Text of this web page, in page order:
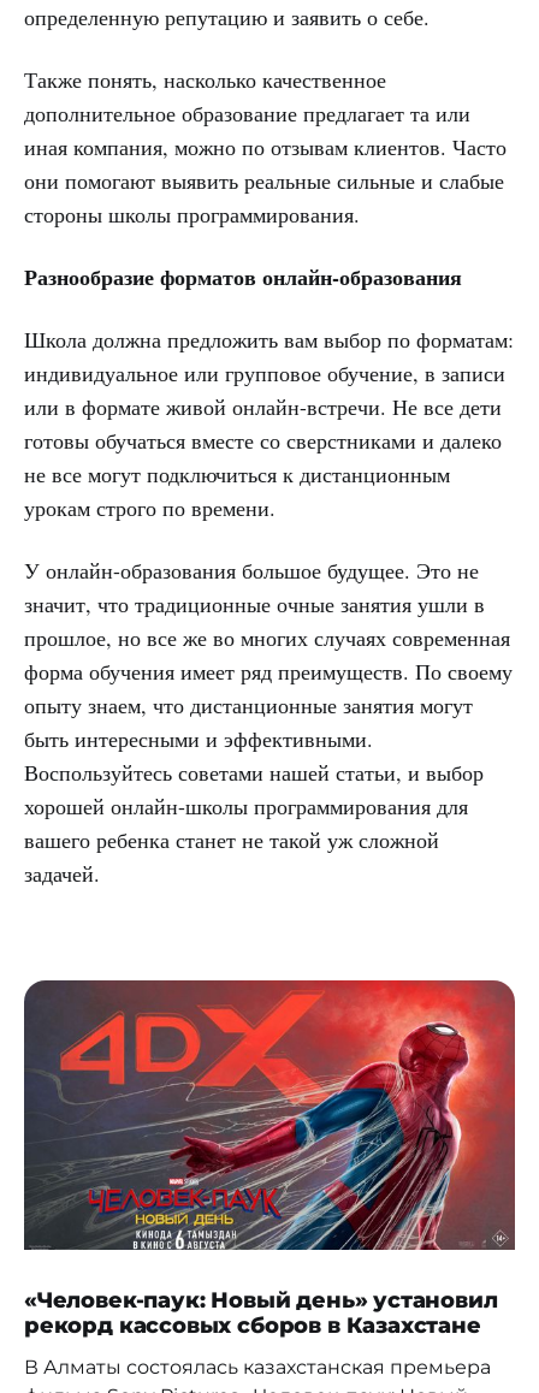
определенную репутацию и заявить о себе.
Также понять, насколько качественное
дополнительное образование предлагает та или
иная компания, можно по отзывам клиентов. Часто
они помогают выявить реальные сильные и слабые
стороны школы программирования.
Разнообразие форматов онлайн-образования
Школа должна предложить вам выбор по форматам:
индивидуальное или групповое обучение, в записи
или в формате живой онлайн-встречи. Не все дети
готовы обучаться вместе со сверстниками и далеко
не все могут подключиться к дистанционным
урокам строго по времени.
У онлайн-образования большое будущее. Это не
значит, что традиционные очные занятия ушли в
прошлое, но все же во многих случаях современная
форма обучения имеет ряд преимуществ. По своему
опыту знаем, что дистанционные занятия могут
быть интересными и эффективными.
Воспользуйтесь советами нашей статьи, и выбор
хорошей онлайн-школы программирования для
вашего ребенка станет не такой уж сложной
задачей.
«Человек-паук: Новый день» установил
рекорд кассовых сборов в Казахстане
В Алматы состоялась казахстанская премьера